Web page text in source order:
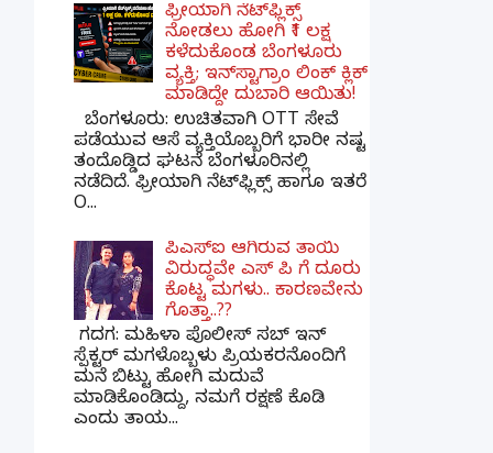
ಫ್ರೀಯಾಗಿ ನೆಟ್‌ಫ್ಲಿಕ್ಸ್
ನೋಡಲು ಹೋಗಿ ₹1 ಲಕ್ಷ
ಕಳೆದುಕೊಂಡ ಬೆಂಗಳೂರು
ವ್ಯಕ್ತಿ; ಇನ್‌ಸ್ಟಾಗ್ರಾಂ ಲಿಂಕ್ ಕ್ಲಿಕ್
ಮಾಡಿದ್ದೇ ದುಬಾರಿ ಆಯಿತು!
ಬೆಂಗಳೂರು: ಉಚಿತವಾಗಿ OTT ಸೇವೆ
ಪಡೆಯುವ ಆಸೆ ವ್ಯಕ್ತಿಯೊಬ್ಬರಿಗೆ ಭಾರೀ ನಷ್ಟ
ತಂದೊಡ್ಡಿದ ಘಟನೆ ಬೆಂಗಳೂರಿನಲ್ಲಿ
ನಡೆದಿದೆ. ಫ್ರೀಯಾಗಿ ನೆಟ್‌ಫ್ಲಿಕ್ಸ್ ಹಾಗೂ ಇತರೆ
O...
ಪಿಎಸ್​ಐ ಆಗಿರುವ ತಾಯಿ
ವಿರುದ್ಧವೇ ಎಸ್ ಪಿ ಗೆ ದೂರು
ಕೊಟ್ಟ ಮಗಳು.. ಕಾರಣವೇನು
ಗೊತ್ತಾ..??
ಗದಗ​: ಮಹಿಳಾ ಪೊಲೀಸ್​ ಸಬ್ ​ಇನ್​
ಸ್ಪೆಕ್ಟರ್​ ಮಗಳೊಬ್ಬಳು ಪ್ರಿಯಕರನೊಂದಿಗೆ
ಮನೆ ಬಿಟ್ಟು ಹೋಗಿ ಮದುವೆ
ಮಾಡಿಕೊಂಡಿದ್ದು, ನಮಗೆ ರಕ್ಷಣೆ ಕೊಡಿ
ಎಂದು ತಾಯ...